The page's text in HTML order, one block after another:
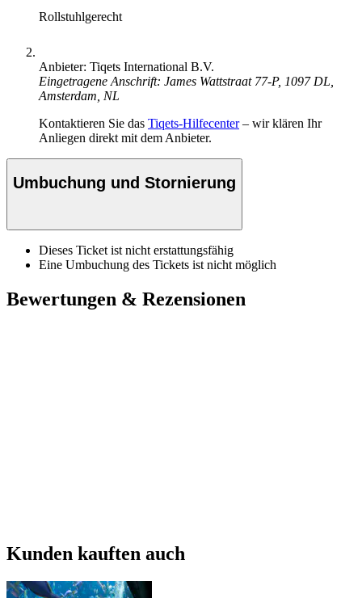
Rollstuhlgerecht
Anbieter: Tiqets International B.V.
Eingetragene Anschrift: James Wattstraat 77-P, 1097 DL,
Amsterdam, NL
Kontaktieren Sie das Tiqets-Hilfecenter– wir klären Ihr
Anliegen direkt mit dem Anbieter.
Umbuchung und Stornierung
Dieses Ticket ist nicht erstattungsfähig
Eine Umbuchung des Tickets ist nicht möglich
Bewertungen & Rezensionen
Kunden kauften auch